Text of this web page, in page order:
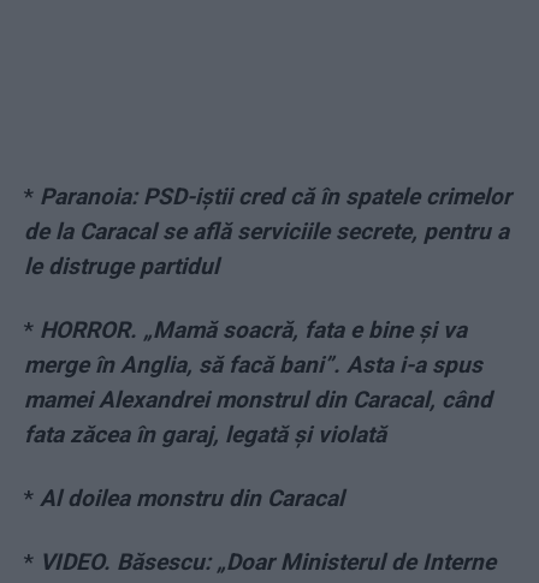
* Paranoia: PSD-iștii cred că în spatele crimelor
de la Caracal se află serviciile secrete, pentru a
le distruge partidul
* HORROR. „Mamă soacră, fata e bine și va
merge în Anglia, să facă bani”. Asta i-a spus
mamei Alexandrei monstrul din Caracal, când
fata zăcea în garaj, legată și violată
* Al doilea monstru din Caracal
* VIDEO. Băsescu: „Doar Ministerul de Interne